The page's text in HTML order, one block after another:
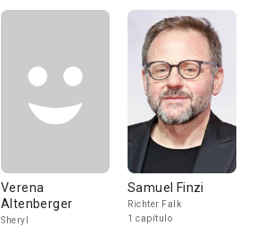
Verena
Altenberger
Sheryl
Samuel Finzi
Richter Falk
1 capítulo